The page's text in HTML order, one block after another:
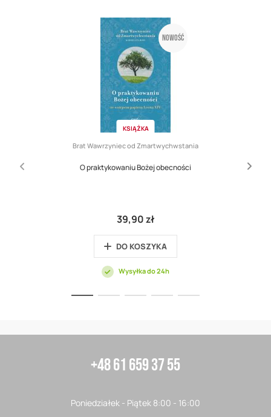
Nowość
KSIĄŻKA
Brat Wawrzyniec od Zmartwychwstania
O praktykowaniu Bożej obecności
39,90 zł
DO KOSZYKA
Wysyłka do 24h
+48 61 659 37 55
Poniedziałek - Piątek 8:00 - 16:00